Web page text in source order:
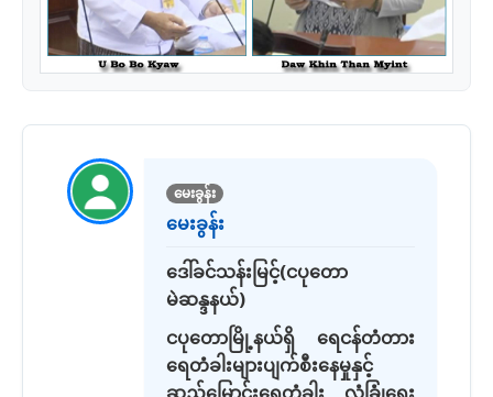
မေးခွန်း
မေးခွန်း
ဒေါ်ခင်သန်းမြင့်(ငပုတော
မဲဆန္ဒနယ်)
ငပုတောမြို့နယ်ရှိ ရေငန်တံတား
ရေတံခါးများပျက်စီးနေမှုနှင့်